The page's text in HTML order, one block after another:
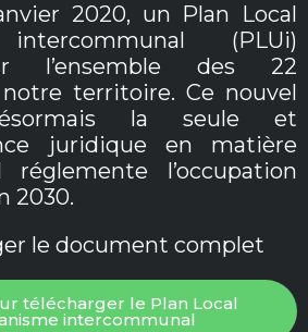
2020, un Plan Local
intercommunal (PLUi)
l’ensemble des 22
territoire. Ce nouvel
la seule et
juridique en matière
réglemente l’occupation
2030.
le document complet
télécharger le Plan Local
intercommunal